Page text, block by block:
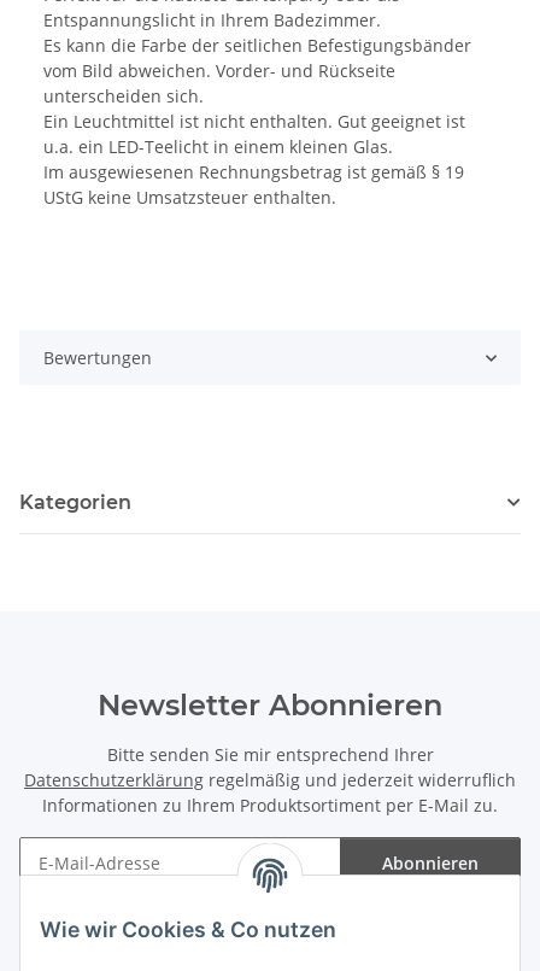
Wie wir Cookies & Co nutzen
Entspannungslicht in Ihrem Badezimmer.
Es kann die Farbe der seitlichen Befestigungsbänder
vom Bild abweichen. Vorder- und Rückseite
unterscheiden sich.
Ein Leuchtmittel ist nicht enthalten. Gut geeignet ist
u.a. ein LED-Teelicht in einem kleinen Glas.
Im ausgewiesenen Rechnungsbetrag ist gemäß § 19
UStG keine Umsatzsteuer enthalten.
Bewertungen
Kategorien
Newsletter Abonnieren
Bitte senden Sie mir entsprechend Ihrer
Datenschutzerklärung regelmäßig und jederzeit widerruflich
Informationen zu Ihrem Produktsortiment per E-Mail zu.
Abonnieren